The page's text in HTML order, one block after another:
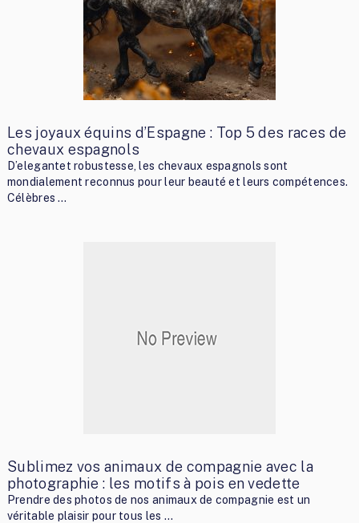
Les joyaux équins d’Espagne : Top 5 des races de
chevaux espagnols
D’elegantet robustesse, les chevaux espagnols sont
mondialement reconnus pour leur beauté et leurs compétences.
Célèbres …
Sublimez vos animaux de compagnie avec la
photographie : les motifs à pois en vedette
Prendre des photos de nos animaux de compagnie est un
véritable plaisir pour tous les …